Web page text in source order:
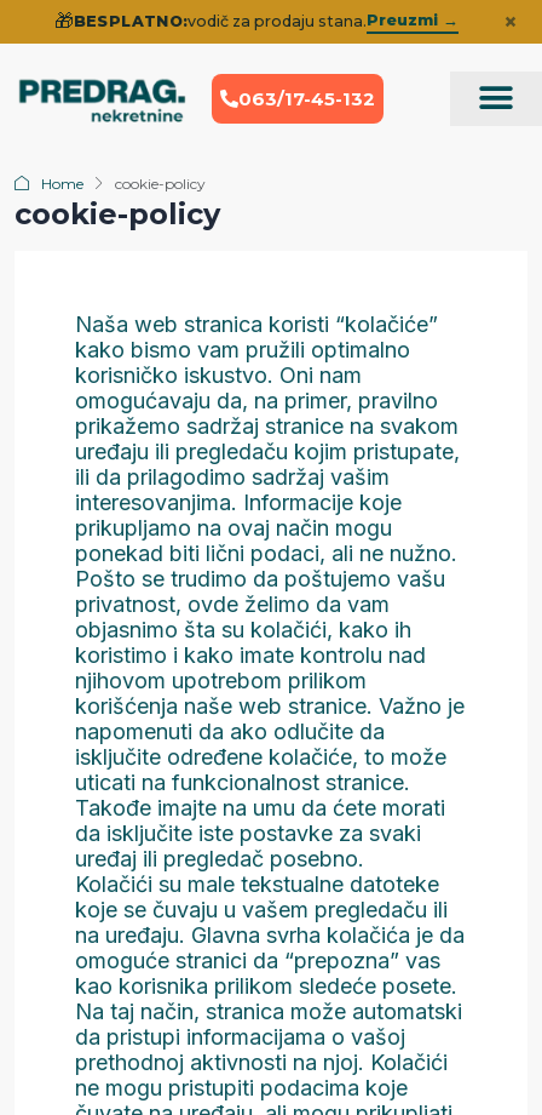
🎁BESPLATNO:vodič za prodaju stana.Preuzmi → ×
063/17-45-132
Home cookie-policy
cookie-policy
Naša web stranica koristi “kolačiće”
kako bismo vam pružili optimalno
korisničko iskustvo. Oni nam
omogućavaju da, na primer, pravilno
prikažemo sadržaj stranice na svakom
uređaju ili pregledaču kojim pristupate,
ili da prilagodimo sadržaj vašim
interesovanjima. Informacije koje
prikupljamo na ovaj način mogu
ponekad biti lični podaci, ali ne nužno.
Pošto se trudimo da poštujemo vašu
privatnost, ovde želimo da vam
objasnimo šta su kolačići, kako ih
koristimo i kako imate kontrolu nad
njihovom upotrebom prilikom
korišćenja naše web stranice. Važno je
napomenuti da ako odlučite da
isključite određene kolačiće, to može
uticati na funkcionalnost stranice.
Takođe imajte na umu da ćete morati
da isključite iste postavke za svaki
uređaj ili pregledač posebno.
Kolačići su male tekstualne datoteke
koje se čuvaju u vašem pregledaču ili
na uređaju. Glavna svrha kolačića je da
omoguće stranici da “prepozna” vas
kao korisnika prilikom sledeće posete.
Na taj način, stranica može automatski
da pristupi informacijama o vašoj
prethodnoj aktivnosti na njoj. Kolačići
ne mogu pristupiti podacima koje